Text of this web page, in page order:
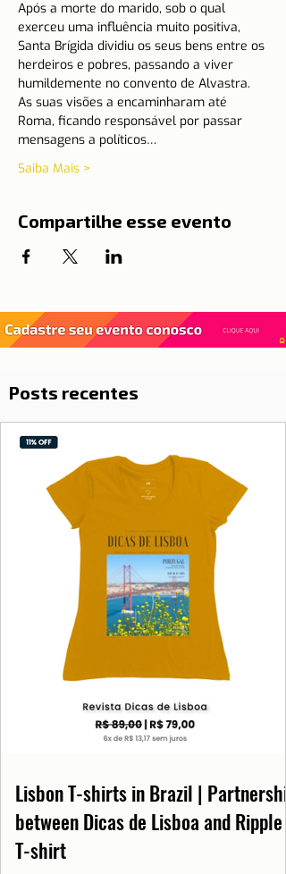
Após a morte do marido, sob o qual
exerceu uma influência muito positiva,
Santa Brígida dividiu os seus bens entre os
herdeiros e pobres, passando a viver
humildemente no convento de Alvastra.
As suas visões a encaminharam até
Roma, ficando responsável por passar
mensagens a políticos…
Saiba Mais >
Compartilhe esse evento
Posts recentes
Lisbon T-shirts in Brazil | Partnership
between Dicas de Lisboa and Ripple
T-shirt